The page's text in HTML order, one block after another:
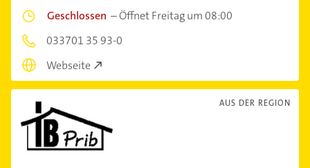
Geschlossen –Öffnet Freitag um 08:00
033701 35 93-0
Webseite
AUS DER REGION